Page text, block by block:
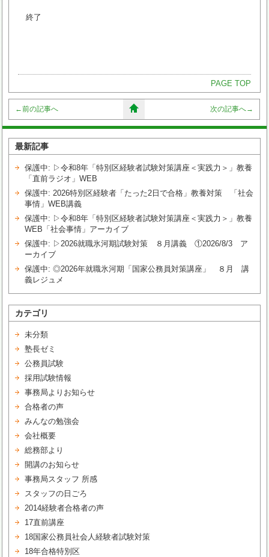
終了
PAGE TOP
←前の記事へ 次の記事へ→
最新記事
保護中: ▷令和8年「特別区経験者試験対策講座＜実践力＞」教養
「直前ラジオ」WEB
保護中: 2026特別区経験者「たった2日で合格」教養対策 「社会
事情」WEB講義
保護中: ▷令和8年「特別区経験者試験対策講座＜実践力＞」教養
WEB「社会事情」アーカイブ
保護中: ▷2026就職氷河期試験対策 ８月講義 ①2026/8/3 ア
ーカイブ
保護中: ◎2026年就職氷河期「国家公務員対策講座」 ８月 講
義レジュメ
カテゴリ
未分類
塾長ゼミ
公務員試験
採用試験情報
事務局よりお知らせ
合格者の声
みんなの勉強会
会社概要
総務部より
開講のお知らせ
事務局スタッフ 所感
スタッフの日ごろ
2014経験者合格者の声
17直前講座
18国家公務員社会人経験者試験対策
18年合格特別区